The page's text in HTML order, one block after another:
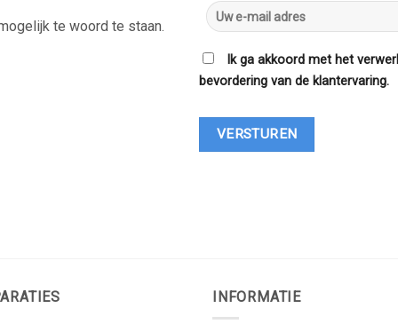
te woord te staan.
Ik ga akkoord met het
bevordering van de klantervaring.
INFORMATIE